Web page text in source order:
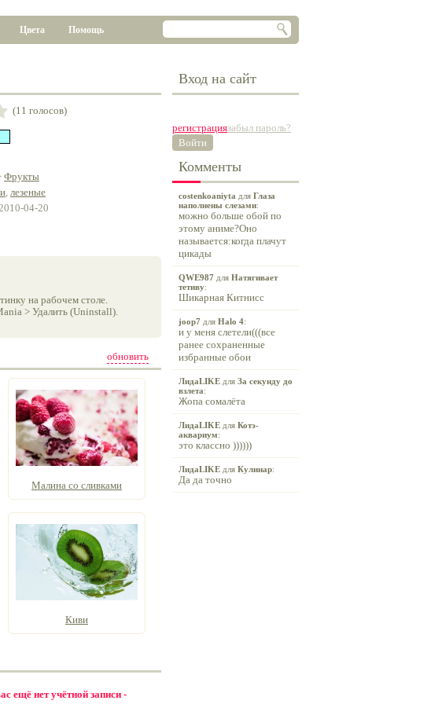
Цвета Помощь
(11 голосов)
Фрукты
, лезеные
04-20
на рабочем столе.
> Удалить (Uninstall).
обновить
Малина со сливками
Киви
ещё нет учётной записи -
Вход на сайт
регистрациязабыл пароль?
Войти
Комменты
costenkoaniyta для Глаза
наполнены слезами:
можно больше обой по
этому аниме?Оно
называется:когда плачут
цикады
QWE987 для Натягивает
тетиву:
Шикарная Китнисс
joop7 для Halo 4:
и у меня слетели(((все
ранее сохраненные
избранные обои
ЛидаLIKE для За секунду до
взлета:
Жопа сомалёта
ЛидаLIKE для Котэ-
аквариум:
это классно ))))))
ЛидаLIKE для Кулинар:
Да да точно